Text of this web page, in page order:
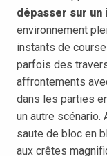
dépasser sur
environnement
instants de
parfois des
affrontements
dans les parties
un autre scénario.
saute de bloc en
aux crêtes